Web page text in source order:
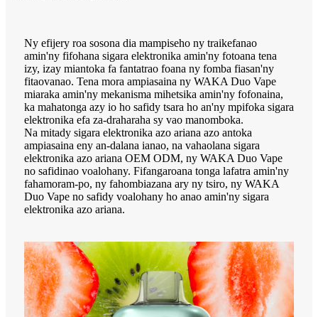
Ny efijery roa sosona dia mampiseho ny traikefanao
amin'ny fifohana sigara elektronika amin'ny fotoana tena
izy, izay miantoka fa fantatrao foana ny fomba fiasan'ny
fitaovanao. Tena mora ampiasaina ny WAKA Duo Vape
miaraka amin'ny mekanisma mihetsika amin'ny fofonaina,
ka mahatonga azy io ho safidy tsara ho an'ny mpifoka sigara
elektronika efa za-draharaha sy vao manomboka.
Na mitady sigara elektronika azo ariana azo antoka
ampiasaina eny an-dalana ianao, na vahaolana sigara
elektronika azo ariana OEM ODM, ny WAKA Duo Vape
no safidinao voalohany. Fifangaroana tonga lafatra amin'ny
fahamoram-po, ny fahombiazana ary ny tsiro, ny WAKA
Duo Vape no safidy voalohany ho anao amin'ny sigara
elektronika azo ariana.